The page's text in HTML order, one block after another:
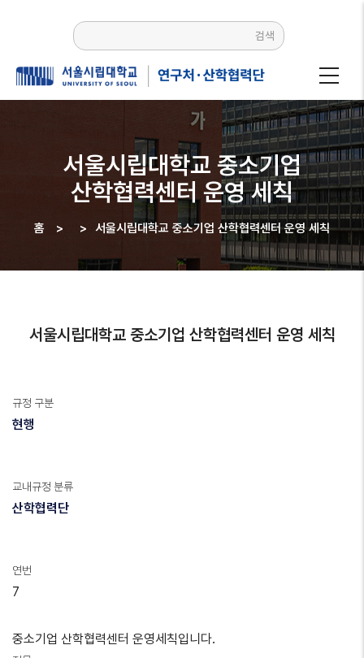
검색
서울시립대학교 중소기업
산학협력센터 운영 세칙
경로
홈 > > 서울시립대학교 중소기업 산학협력센터 운영 세칙
서울시립대학교 중소기업 산학협력센터 운영 세칙
규정 구분
현행
교내규정 분류
산학협력단
연번
7
중소기업 산학협력센터 운영세칙입니다.